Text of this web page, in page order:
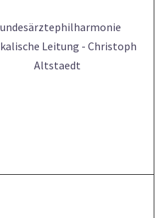
Leitung - Christoph
Altstaedt